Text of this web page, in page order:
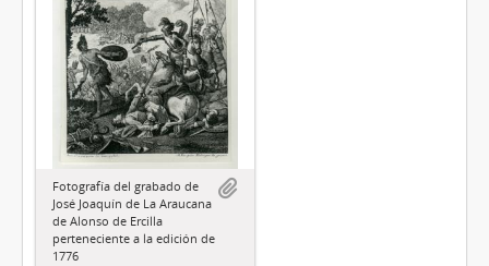
Fotografía del grabado de
José Joaquín de La Araucana
de Alonso de Ercilla
perteneciente a la edición de
1776